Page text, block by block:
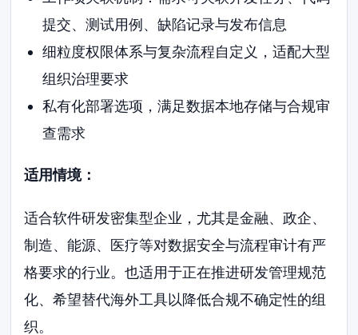
提交、测试用例、缺陷记录与发布信息
细粒度权限体系与复杂流程自定义，适配大型
组织治理要求
私有化部署选项，满足数据本地存储与合规审
查需求
适用情境：
适合软件研发密集型企业，尤其是金融、政企、
制造、能源、医疗等对数据安全与流程审计有严
格要求的行业。也适用于正在推进研发管理规范
化、希望替代海外工具以降低合规不确定性的组
织。